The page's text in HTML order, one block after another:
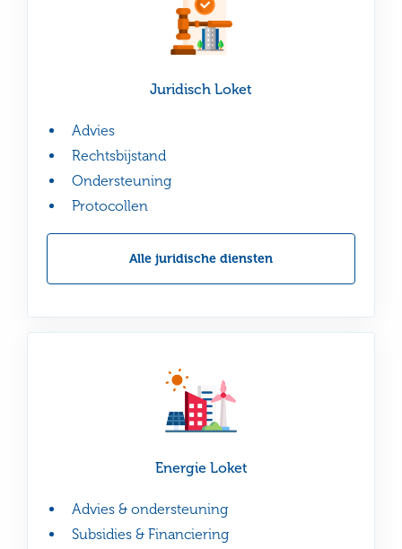
Juridisch Loket
Advies
Rechtsbijstand
Ondersteuning
Protocollen
Alle juridische diensten
Energie Loket
Advies & ondersteuning
Subsidies & Financiering